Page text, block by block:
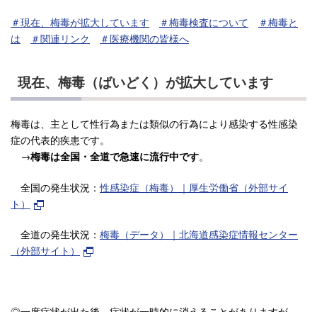
＃現在、梅毒が拡大しています ＃梅毒検査について
＃梅毒と
は
＃関連リンク ＃医療機関の皆様へ
現在、梅毒（ばいどく）が拡大しています
梅毒は、主として性行為または類似の行為により感染する性感染
症の代表的疾患です。
→梅毒は全国・全道で急速に流行中です。
全国の発生状況：性感染症（梅毒）｜厚生労働省（外部サイ
ト）
全道の発生状況： 梅毒（データ）｜北海道感染症情報センター
（外部サイト）